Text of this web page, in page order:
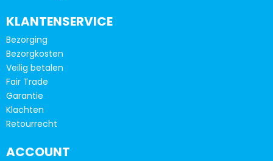
KLANTENSERVICE
Bezorging
Bezorgkosten
Veilig betalen
Fair Trade
Garantie
Klachten
Retourrecht
ACCOUNT